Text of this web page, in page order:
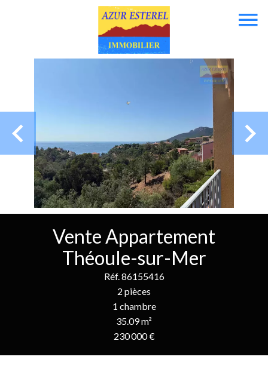
Vente Appartement
Théoule-sur-Mer
Réf. 86155416
2 pièces
1 chambre
35.09 m²
230 000 €